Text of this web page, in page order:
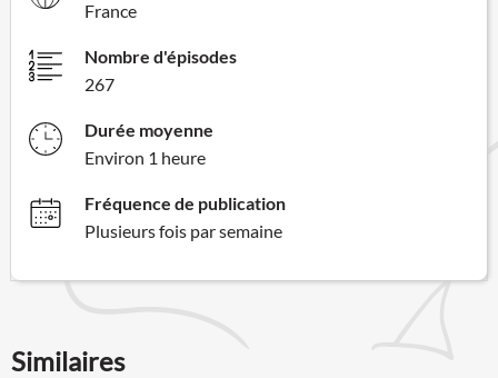
France
Nombre d'épisodes
267
Durée moyenne
Environ 1 heure
Fréquence de publication
Plusieurs fois par semaine
Similaires